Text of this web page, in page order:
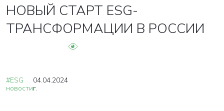
НОВЫЙ СТАРТ ESG-
ТРАНСФОРМАЦИИ В РОССИИ
#ESG
новости
04.04.2024
г.